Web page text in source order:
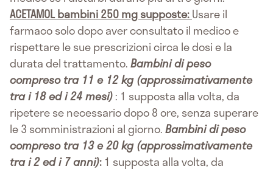
ACETAMOL bambini 250 mg supposte:Usare il
farmaco solo dopo aver consultato il medico e
rispettare le sue prescrizioni circa le dosi e la
durata del trattamento.Bambini di peso
compreso tra 11 e 12 kg (approssimativamente
tra i 18 ed i 24 mesi): 1 supposta alla volta, da
ripetere se necessario dopo 8 ore, senza superare
le 3 somministrazioni al giorno.Bambini di peso
compreso tra 13 e 20 kg (approssimativamente
tra i 2 ed i 7 anni): 1 supposta alla volta, da